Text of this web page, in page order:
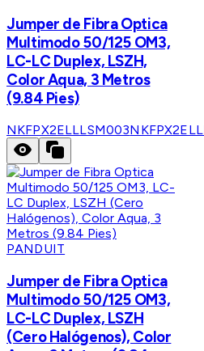
Jumper de Fibra Optica
Multimodo 50/125 OM3,
LC-LC Duplex, LSZH,
Color Aqua, 3 Metros
(9.84 Pies)
NKFPX2ELLLSM003
PANDUIT
Jumper de Fibra Optica
Multimodo 50/125 OM3,
LC-LC Duplex, LSZH
(Cero Halógenos), Color